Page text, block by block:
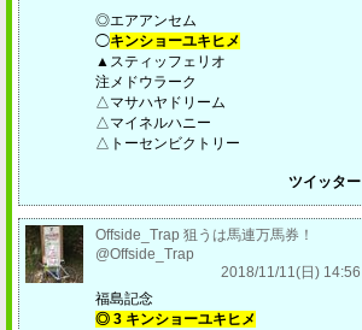
◎エアアンセム
◯キンショーユキヒメ
▲スティッフェリオ
注メドウラーク
△マサハヤドリーム
△マイネルハニー
△トーセンビクトリー
ツイッター
Offside_Trap 狙うは馬連万馬券！
@Offside_Trap
2018/11/11(日) 14:56
福島記念
◎ 3 キンショーユキヒメ